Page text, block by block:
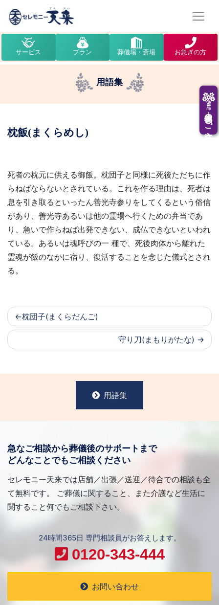
供花・供物のご注文
サービス プラン 葬儀場・斎場 お急ぎの方
用語集
枕飯(まくらめし)
死者の枕元に供える御飯。枕団子と同様に死後ただちに作
らねばならないとされている。これを作る理由は、死者は
息を引き取るといったん善光寺参りをしてくるという俗信
があり、善光寺あるいは他の霊場へ行くための弁当であ
り、急いで作らねば出発できない、成仏できないといわれ
ている。あるいは魂呼びの一 種で、死後肉体から離れた
霊魂が飯のなかに宿り、復活することを念じた儀式とされ
る。
枕団子(まくらだんご)
守り刀(まもりがたな)
用語集
急なご相談から葬儀後のサポートまで
どんなことでもご相談ください
セレモニー天来では店舗／出張／送迎／待合での相談も全
て無料です。 ご葬儀に関すること、また介護など生活に
関すること何でもご相談下さい。
24時間365日 専門相談員がお答えします。
0120-343-444
お問い合わせ